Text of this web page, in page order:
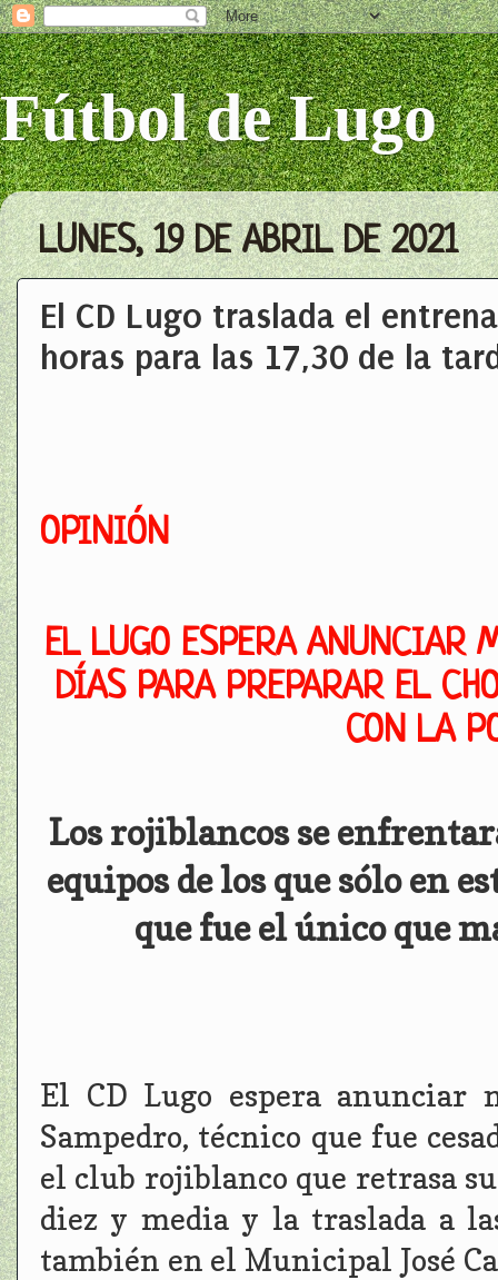
Fútbol de Lugo
LUNES, 19 DE ABRIL DE 2021
El CD Lugo traslada el
horas para las 17,30 de la
OPINIÓN
EL LUGO ESPERA ANUNCIAR
DÍAS PARA PREPARAR EL
CON LA
Los rojiblancos se
equipos de los que sólo en
que fue el único que
El CD Lugo espera anunciar
Sampedro, técnico que fue
el club rojiblanco que retrasa
diez y media y la traslada a
también en el Municipal José